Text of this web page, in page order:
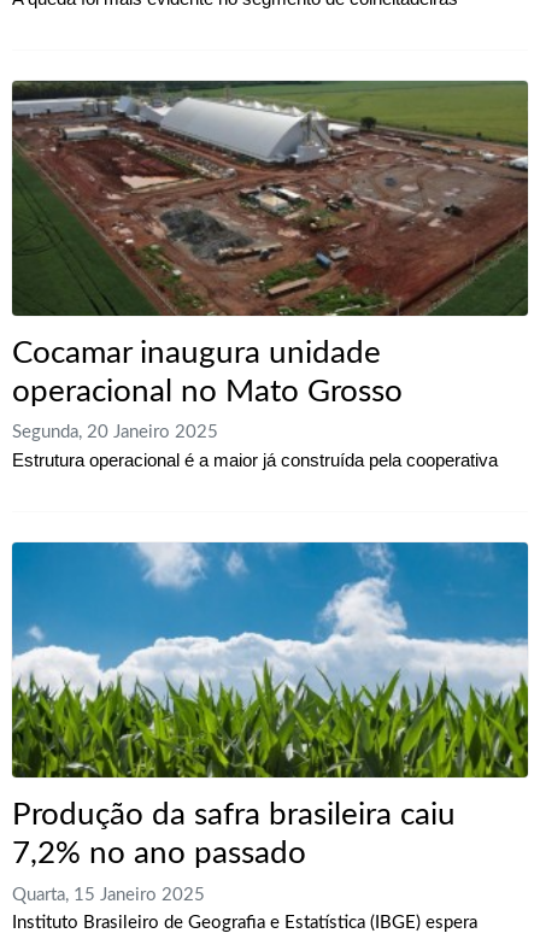
Cocamar inaugura unidade
operacional no Mato Grosso
Segunda, 20 Janeiro 2025
Estrutura operacional é a maior já construída pela cooperativa
Produção da safra brasileira caiu
7,2% no ano passado
Quarta, 15 Janeiro 2025
Instituto Brasileiro de Geografia e Estatística (IBGE) espera